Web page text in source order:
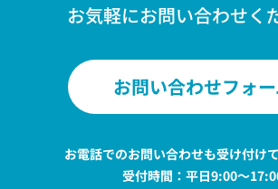
お気軽にお問い合わせく
お問い合わせフォ
お電話でのお問い合わせも受け付けて
受付時間：平日9:00〜